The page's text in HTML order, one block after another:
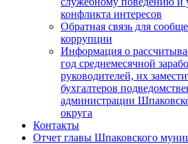
конфликта интересов
Обратная связь для
коррупции
Информация о
год среднемесячной
руководителей, их
бухгалтеров
администрации
округа
Контакты
Отчет главы Шпаковского